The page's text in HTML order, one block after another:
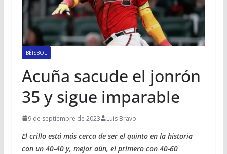
BÉISBOL
Acuña sacude el jonrón
35 y sigue imparable
9 de septiembre de 2023 Luis Bravo
El crillo está más cerca de ser el quinto en la historia
con un 40-40 y, mejor aún, el primero con 40-60